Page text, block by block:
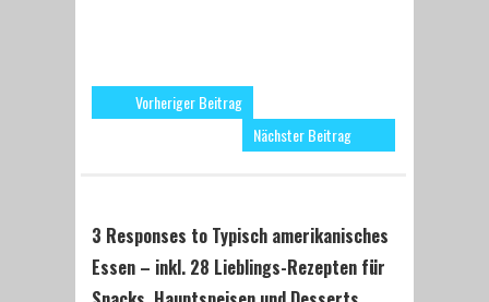
Vorheriger Beitrag
Nächster Beitrag
3 Responses to Typisch amerikanisches
Essen – inkl. 28 Lieblings-Rezepten für